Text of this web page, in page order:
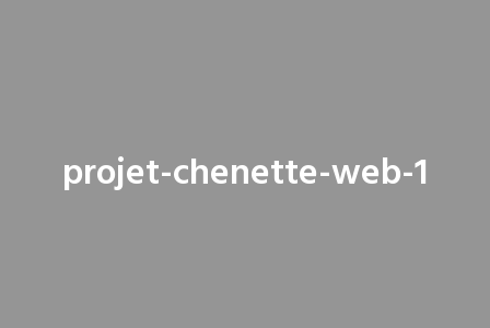
projet-chenette-web-1